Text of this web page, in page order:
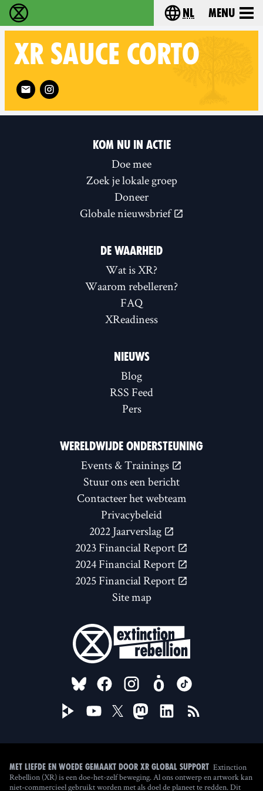
Extinction Rebellion - Home Choose your
nl Menu
XR SAUCE CORTO
Follow XR Sauce Corto on
KOM NU IN ACTIE
Doe mee
Zoek je lokale groep
Doneer
Globale nieuwsbrief
DE WAARHEID
Wat is XR?
Waarom rebelleren?
FAQ
XReadiness
NIEUWS
Blog
RSS Feed
Pers
WERELDWIJDE ONDERSTEUNING
Events & Trainings
Stuur ons een bericht
Contacteer het webteam
Privacybeleid
2022 Jaarverslag
2023 Financial Report
2024 Financial Report
2025 Financial Report
Site map
FOLLOW US ON
Met liefde en woede gemaakt door XR Global Support Extinction
Rebellion (XR) is een doe-het-zelf beweging. Al ons ontwerp en artwork kan
niet-commercieel gebruikt worden met als doel de planeet te redden. Dit